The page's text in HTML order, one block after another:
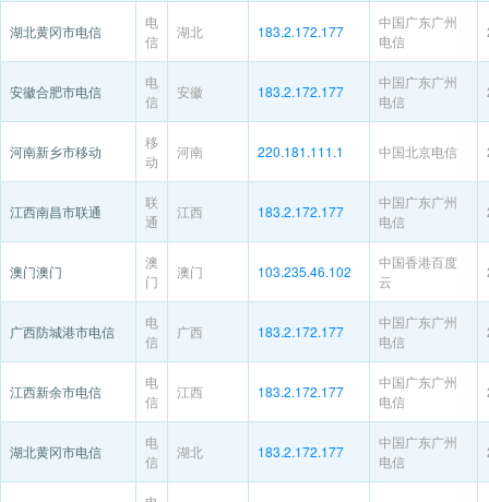
湖北黄冈市电信
电
信
湖北 183.2.172.177
中国广东广州
电信
安徽合肥市电信
电
信
安徽 183.2.172.177
中国广东广州
电信
河南新乡市移动
移
动
河南 220.181.111.1 中国北京电信
江西南昌市联通
联
通
江西 183.2.172.177
中国广东广州
电信
澳门澳门
澳
门
澳门 103.235.46.102
中国香港百度
云
广西防城港市电信
电
信
广西 183.2.172.177
中国广东广州
电信
江西新余市电信
电
信
江西 183.2.172.177
中国广东广州
电信
湖北黄冈市电信
电
信
湖北 183.2.172.177
中国广东广州
电信